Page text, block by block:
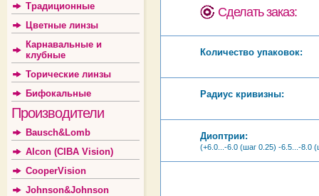
Традиционные
Цветные линзы
Карнавальные и
клубные
Торические линзы
Бифокальные
Производители
Bausch&Lomb
Alcon (CIBA Vision)
CooperVision
Johnson&Johnson
Сделать заказ:
Количество упаковок:
Радиус кривизны:
Диоптрии:
(+6.0...-6.0 (шаг 0.25) -6.5...-8.0